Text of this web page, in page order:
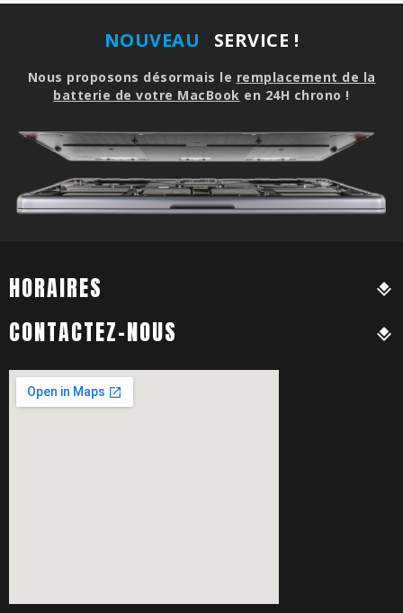
NOUVEAU SERVICE !
Nous proposons désormais le remplacement de la
batterie de votre MacBook en 24H chrono !
HORAIRES
CONTACTEZ-NOUS